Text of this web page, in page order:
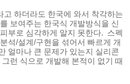
고 하더라도 한국에 와서 착각하는
보여주는 한국식 개발방식을 신
부로 심각하게 알지 못한다. 스펙
석/설계/구현을 섞어서 빠르게 개
얼마나 큰 문제가 있는지 실리콘
런 식으로 개발해 본적이 없기 때